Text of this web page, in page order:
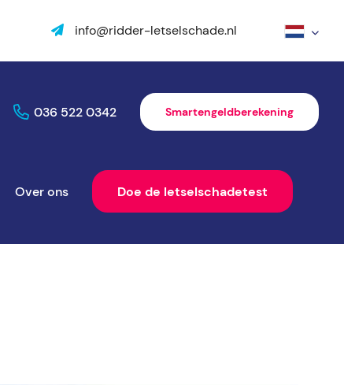
info@ridder-letselschade.nl
036 522 0342 Smartengeldberekening
Over ons Doe de letselschadetest